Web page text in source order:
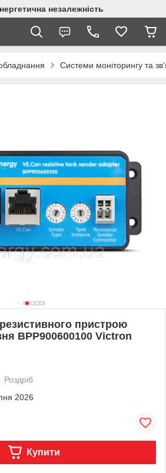
незалежність
Системи моніторингу та
пристрою
BPP900600100 Victron
Роздріб
2026
Купити